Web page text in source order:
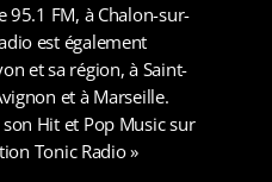
95.1 FM, à Chalon-sur-
est également
et sa région, à Saint-
et à Marseille.
Hit et Pop Music sur
Tonic Radio »